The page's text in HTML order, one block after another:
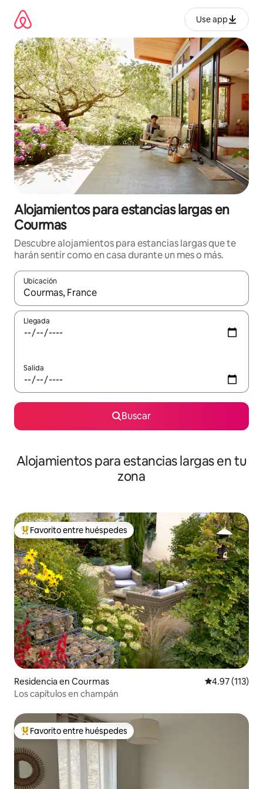
contenido
Use app
Alojamientos para estancias largas en
Courmas
Descubre alojamientos para estancias largas que te
harán sentir como en casa durante un mes o más.
Ubicación
Cuando los resultados estén disponibles, podrás navegar
Llegada
Salida
Buscar
Alojamientos para estancias largas en tu
zona
De los mejores en Favorito entre huéspedes
Favorito entre huéspedes
Residencia en Courmas Calificación
4.97 (113)
Los capítulos en champán
De los mejores en Favorito entre huéspedes
Favorito entre huéspedes